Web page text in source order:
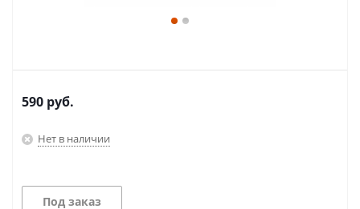
590 руб.
Нет в наличии
Под заказ